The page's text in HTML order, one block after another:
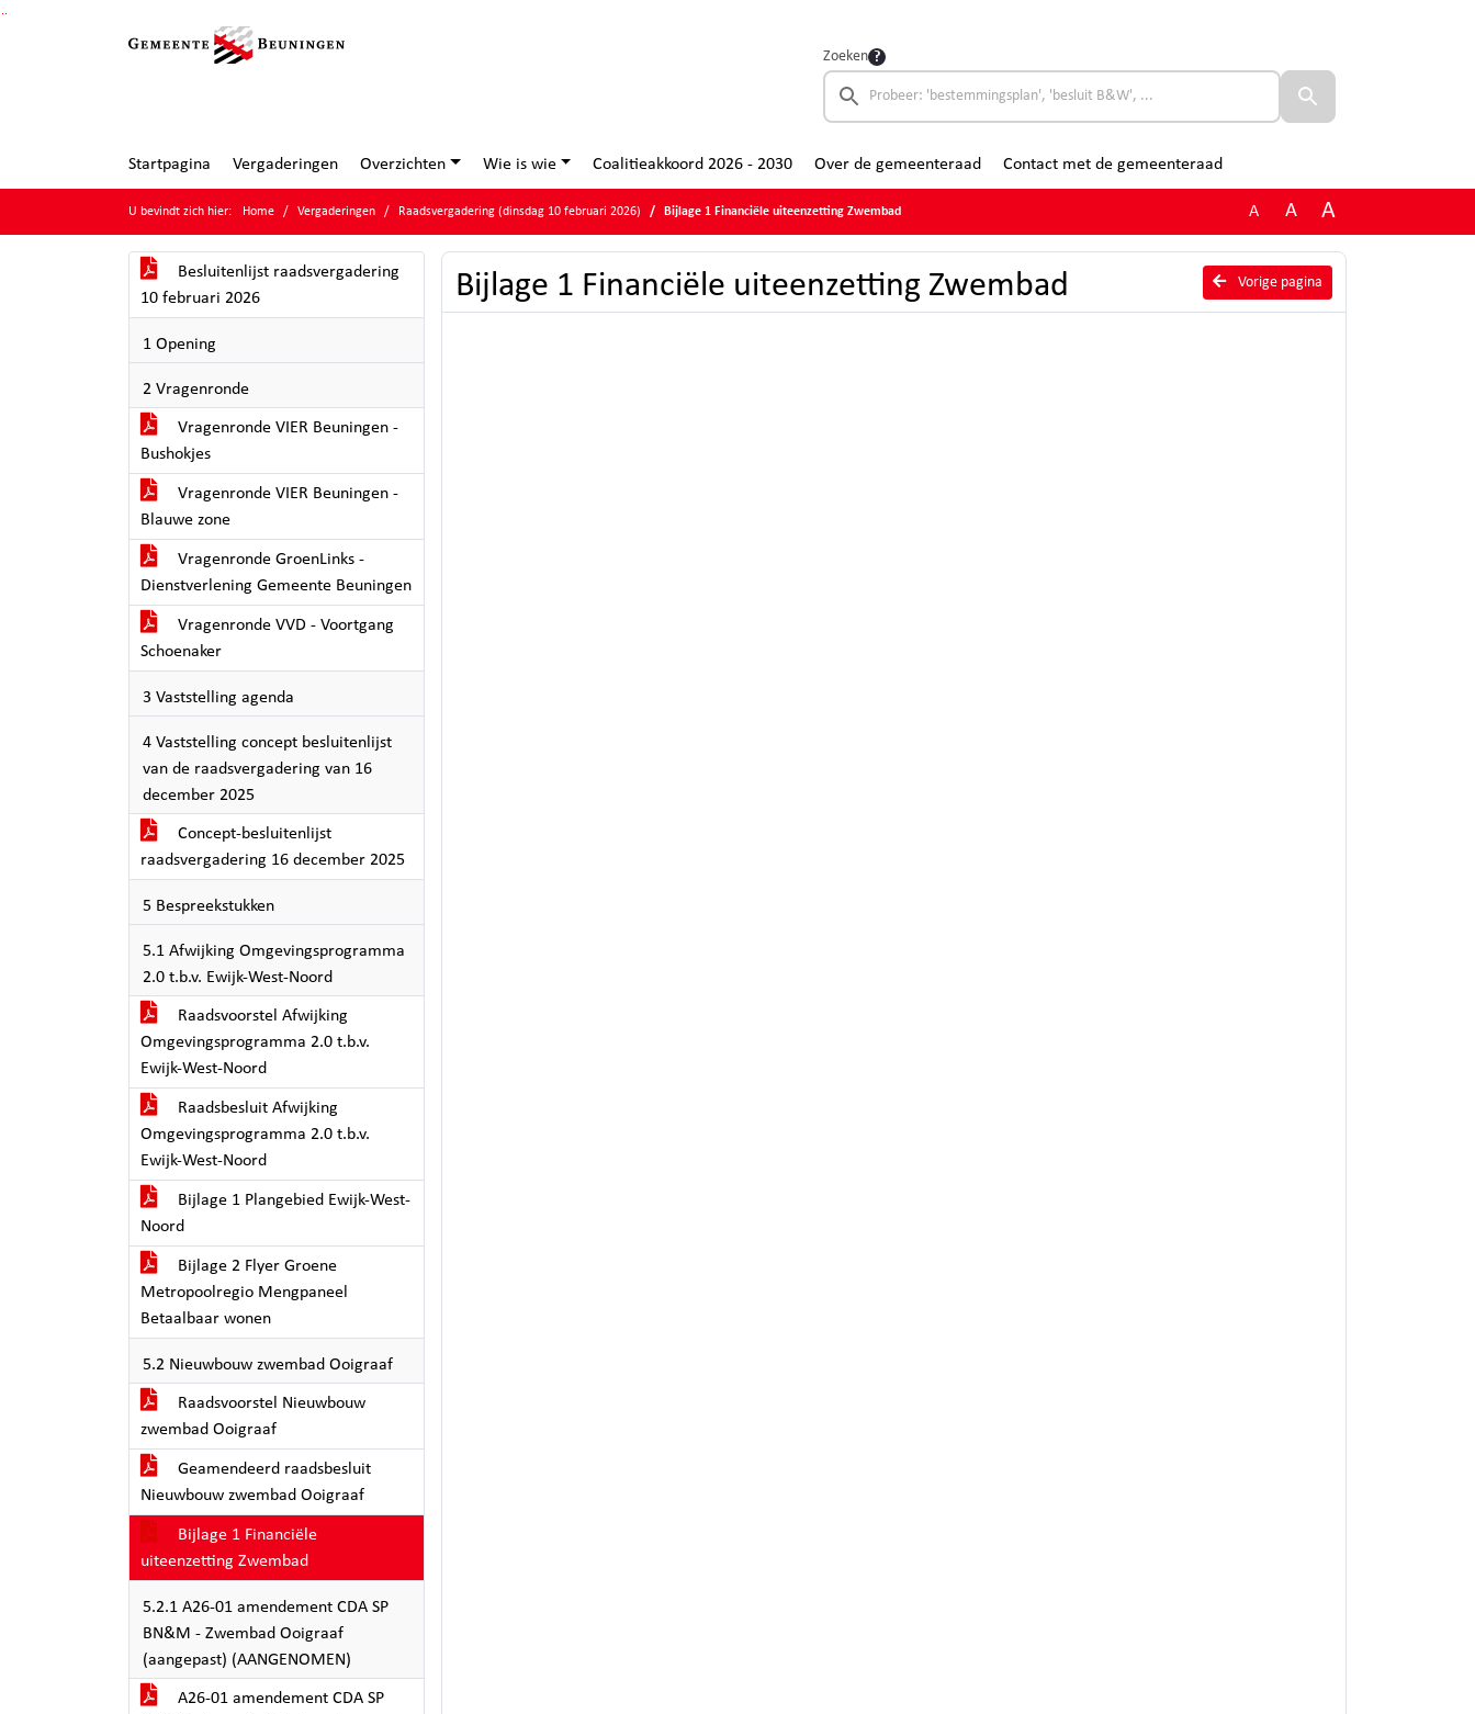
Ga naar de inhoud van deze pagina
Zoeken
Startpagina Vergaderingen Overzichten Wie is wie Coalitieakkoord 2026 - 2030 Over de gemeenteraad Contact met de gemeenteraad
U bevindt zich hier: Home Vergaderingen Raadsvergadering (dinsdag 10 februari 2026) Bijlage 1 Financiële uiteenzetting Zwembad A A A
Besluitenlijst raadsvergadering
10 februari 2026
1 Opening
2 Vragenronde
Vragenronde VIER Beuningen -
Bushokjes
Vragenronde VIER Beuningen -
Blauwe zone
Vragenronde GroenLinks -
Dienstverlening Gemeente Beuningen
Vragenronde VVD - Voortgang
Schoenaker
3 Vaststelling agenda
4 Vaststelling concept besluitenlijst
van de raadsvergadering van 16
december 2025
Concept-besluitenlijst
raadsvergadering 16 december 2025
5 Bespreekstukken
5.1 Afwijking Omgevingsprogramma
2.0 t.b.v. Ewijk-West-Noord
Raadsvoorstel Afwijking
Omgevingsprogramma 2.0 t.b.v.
Ewijk-West-Noord
Raadsbesluit Afwijking
Omgevingsprogramma 2.0 t.b.v.
Ewijk-West-Noord
Bijlage 1 Plangebied Ewijk-West-
Noord
Bijlage 2 Flyer Groene
Metropoolregio Mengpaneel
Betaalbaar wonen
5.2 Nieuwbouw zwembad Ooigraaf
Raadsvoorstel Nieuwbouw
zwembad Ooigraaf
Geamendeerd raadsbesluit
Nieuwbouw zwembad Ooigraaf
Bijlage 1 Financiële
uiteenzetting Zwembad
5.2.1 A26-01 amendement CDA SP
BN&M - Zwembad Ooigraaf
(aangepast) (AANGENOMEN)
A26-01 amendement CDA SP
Vorige pagina
Bijlage 1 Financiële uiteenzetting Zwembad